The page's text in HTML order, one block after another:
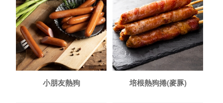
小朋友熱狗 培根熱狗捲(麥豚)